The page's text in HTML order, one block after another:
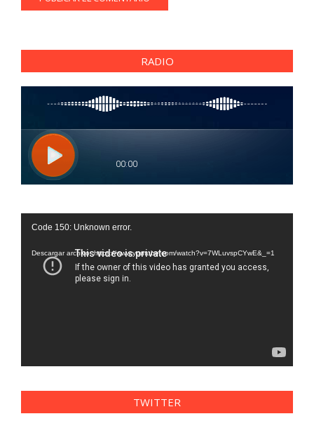
RADIO
Reproductor
vídeo
Code 150: Unknown error.
Descargar archivo: https://www.youtube.com/watch?v=7WLuvspCYwE&_=1
TWITTER